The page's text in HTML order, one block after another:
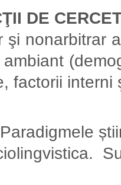
DE
şi nonarbitrar
factorii